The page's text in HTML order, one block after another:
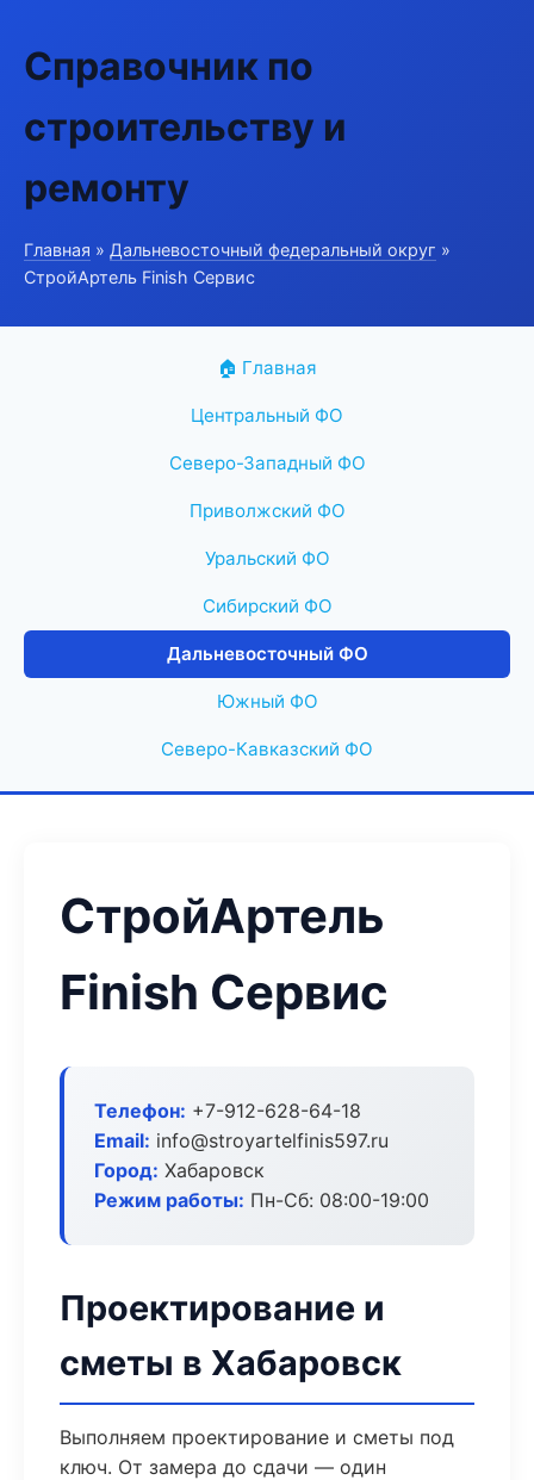
Справочник по
строительству и
ремонту
Главная » Дальневосточный федеральный округ »
СтройАртель Finish Сервис
🏠 Главная
Центральный ФО
Северо-Западный ФО
Приволжский ФО
Уральский ФО
Сибирский ФО
Дальневосточный ФО
Южный ФО
Северо-Кавказский ФО
СтройАртель
Finish Сервис
Телефон: +7-912-628-64-18
Email: info@stroyartelfinis597.ru
Город: Хабаровск
Режим работы: Пн-Сб: 08:00-19:00
Проектирование и
сметы в Хабаровск
Выполняем проектирование и сметы под
ключ. От замера до сдачи — один